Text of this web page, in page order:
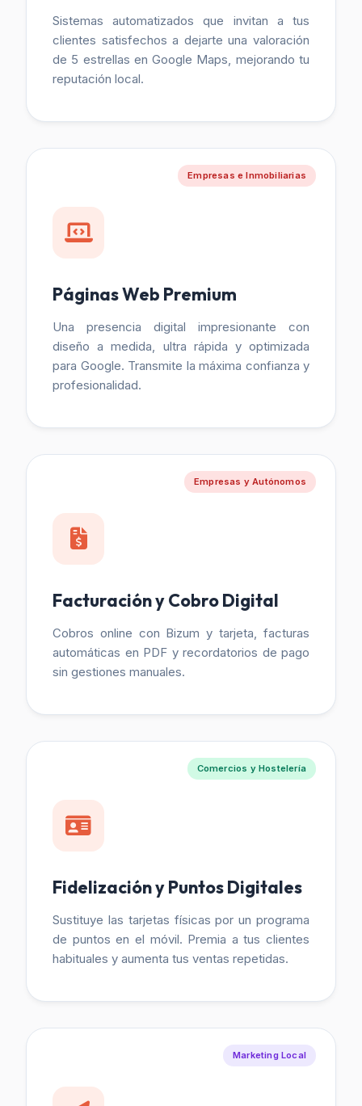
Sistemas automatizados que invitan a tus
clientes satisfechos a dejarte una valoración
de 5 estrellas en Google Maps, mejorando tu
reputación local.
Empresas e Inmobiliarias
Páginas Web Premium
Una presencia digital impresionante con
diseño a medida, ultra rápida y optimizada
para Google. Transmite la máxima confianza y
profesionalidad.
Empresas y Autónomos
Facturación y Cobro Digital
Cobros online con Bizum y tarjeta, facturas
automáticas en PDF y recordatorios de pago
sin gestiones manuales.
Comercios y Hostelería
Fidelización y Puntos Digitales
Sustituye las tarjetas físicas por un programa
de puntos en el móvil. Premia a tus clientes
habituales y aumenta tus ventas repetidas.
Marketing Local